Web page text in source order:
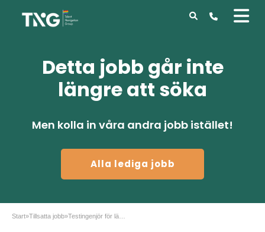
Detta jobb går inte
längre att söka
Men kolla in våra andra jobb istället!
Alla lediga jobb
Start»Tillsatta jobb»